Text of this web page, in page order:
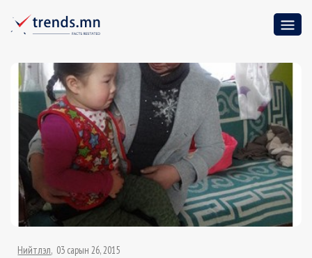
Нийтлэл 03 сарын 26, 2015